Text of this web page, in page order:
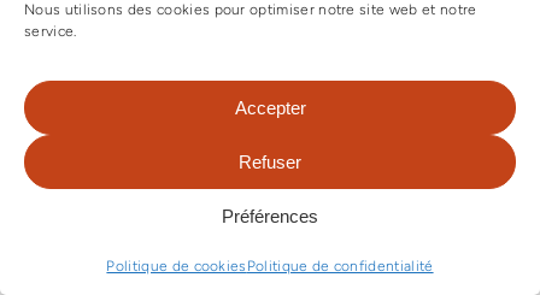
Nous utilisons des cookies pour optimiser notre site web et notre
service.
Accepter
Refuser
Préférences
Politique de cookies Politique de confidentialité
SÉJOUR TASMANIE – 11 JOURS
Le grand tour de la Tasmanie, entre
océan et montagnes, plages et forêts,
sans oublier les villes d'Hobart, Port